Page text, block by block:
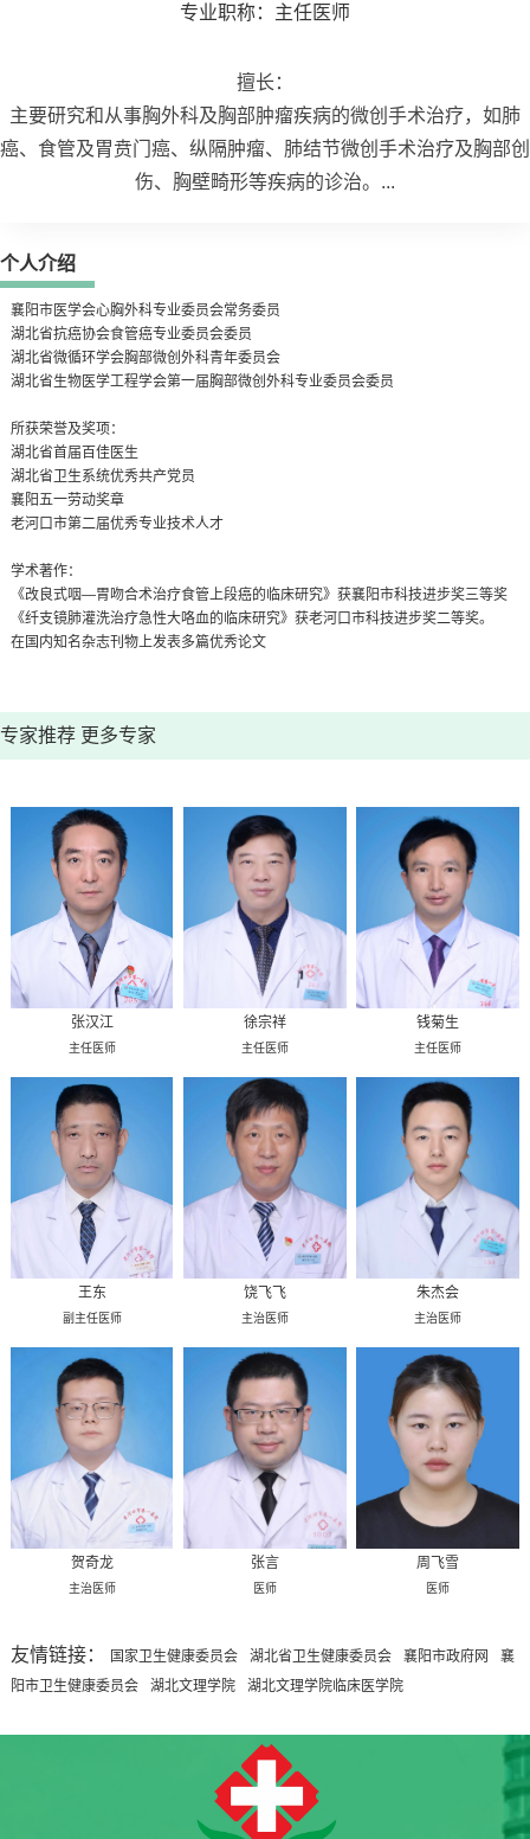
专业职称：主任医师
擅长：
主要研究和从事胸外科及胸部肿瘤疾病的微创手术治疗，如肺
癌、食管及胃贲门癌、纵隔肿瘤、肺结节微创手术治疗及胸部创
伤、胸壁畸形等疾病的诊治。...
个人介绍
襄阳市医学会心胸外科专业委员会常务委员
湖北省抗癌协会食管癌专业委员会委员
湖北省微循环学会胸部微创外科青年委员会
湖北省生物医学工程学会第一届胸部微创外科专业委员会委员
所获荣誉及奖项：
湖北省首届百佳医生
湖北省卫生系统优秀共产党员
襄阳五一劳动奖章
老河口市第二届优秀专业技术人才
学术著作：
《改良式咽—胃吻合术治疗食管上段癌的临床研究》获襄阳市科技进步奖三等奖
《纤支镜肺灌洗治疗急性大咯血的临床研究》获老河口市科技进步奖二等奖。
在国内知名杂志刊物上发表多篇优秀论文
专家推荐 更多专家
张汉江
主任医师
徐宗祥
主任医师
钱菊生
主任医师
王东
副主任医师
饶飞飞
主治医师
朱杰会
主治医师
贺奇龙
主治医师
张言
医师
周飞雪
医师
友情链接： 国家卫生健康委员会 湖北省卫生健康委员会 襄阳市政府网
襄
阳市卫生健康委员会
湖北文理学院 湖北文理学院临床医学院